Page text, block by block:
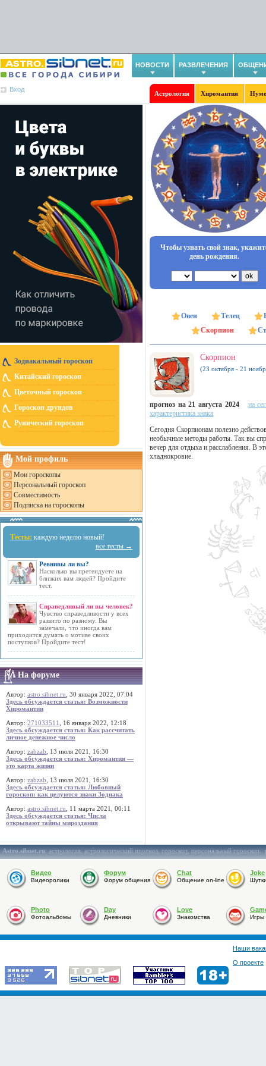
НОВОСТИ РАЗВЛЕЧЕНИЯ
Вход
Астрология Хиромантия
Зодиакальный гороскоп
Китайский гороскоп
Цветочный гороскоп
Гороскоп друидов
Рунический гороскоп
Мой профиль
Мои гороскопы
Персональный гороскоп
Совместимость
Подписка на гороскопы
Тесты: каждую неделю новый!
все тесты →
Ревнивы ли вы?
Насколько вы претендуете на
близких вам людей? Пройдите
тест.
Справедливый ли вы человек?
Чувство справедливости у всех
развито по разному. Вы
замечали, что иногда вам
приходится думать о мотиве своих
поступков? Пройдите тест!
На форуме
Автор: astro.sibnet.ru , 30 января 2022, 07:04
Здесь обсуждается статья: Возможности
Хиромантии
Автор: 271033511
, 16 января 2022, 12:18
Здесь обсуждается статья: Как рассчитать
личное денежное число
Автор: zabzab , 13 июля 2021, 16:30
Здесь обсуждается статья: Хиромантия —
это карта жизни
Автор: zabzab , 13 июля 2021, 16:30
Здесь обсуждается статья: Любовный
гороскоп: как целуются знаки Зодиака
Автор: astro.sibnet.ru , 11 марта 2021, 00:11
Здесь обсуждается статья: Числа
открывают тайны мироздания
Чтобы узнать свой знак,
день рождения.
Овен Телец
Скорпион
Скорпион
(23 октября - 21
прогноз на 21 августа 2024
на
характеристика знака
Сегодня Скорпионам полезно
необычные методы работы. Так вы
вечер для отдыха и расслабления. В
хладнокровие.
Astro.sibnet.ru:астрология,астрологический прогноз,гороскоп,персональный гороскоп,
Видео
Видеоролики
Форум
Форум общения
Chat
Общение on-line
Joke
Photo
Фотоальбомы
Day
Дневники
Love
Знакомства Игры
Наши
О проекте